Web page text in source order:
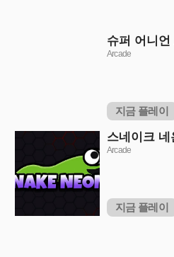
슈퍼 어니언
Arcade
지금 플레이
스네이크 네
Arcade
지금 플레이